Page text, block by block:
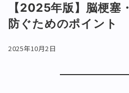
【2025年版】脳梗塞
防ぐためのポイント
2025年10月2日